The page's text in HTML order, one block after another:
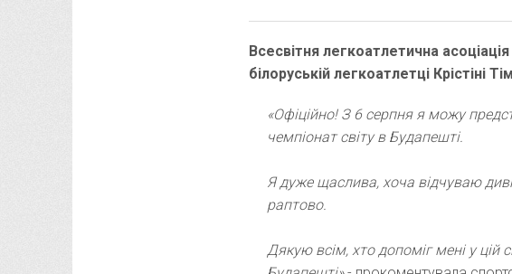
Всесвітня легкоатлетична
білоруській легкоатлетці Крістіні
«Офіційно! З 6 серпня я можу
чемпіонат світу в Будапешті.
Я дуже щаслива, хоча відчуваю
раптово.
Дякую всім, хто допоміг мені у цій